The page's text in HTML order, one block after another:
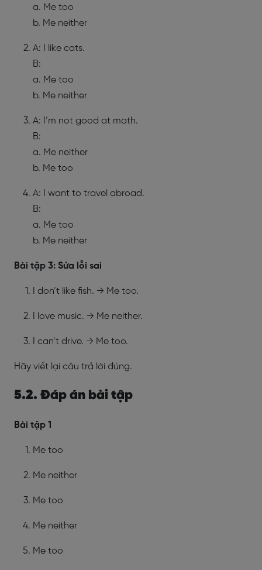
a. Me too
b. Me neither
A: I like cats.
B:
a. Me too
b. Me neither
A: I’m not good at math.
B:
a. Me neither
b. Me too
A: I want to travel abroad.
B:
a. Me too
b. Me neither
Bài tập 3: Sửa lỗi sai
I don’t like fish. → Me too.
I love music. → Me neither.
I can’t drive. → Me too.
Hãy viết lại câu trả lời đúng.
5.2. Đáp án bài tập
Bài tập 1
Me too
Me neither
Me too
Me neither
Me too